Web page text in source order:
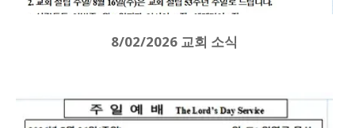
8/02/2026 교회 소식